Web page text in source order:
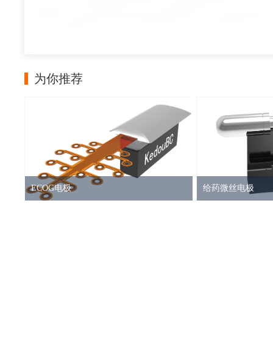
为你推荐
ECOG电极 给药微丝电极